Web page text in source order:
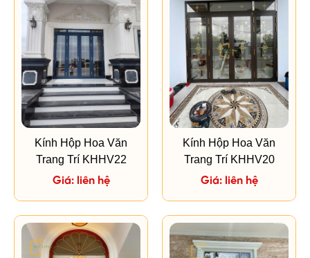
Kính Hộp Hoa Văn
Trang Trí KHHV22
Giá: liên hệ
Kính Hộp Hoa Văn
Trang Trí KHHV20
Giá: liên hệ